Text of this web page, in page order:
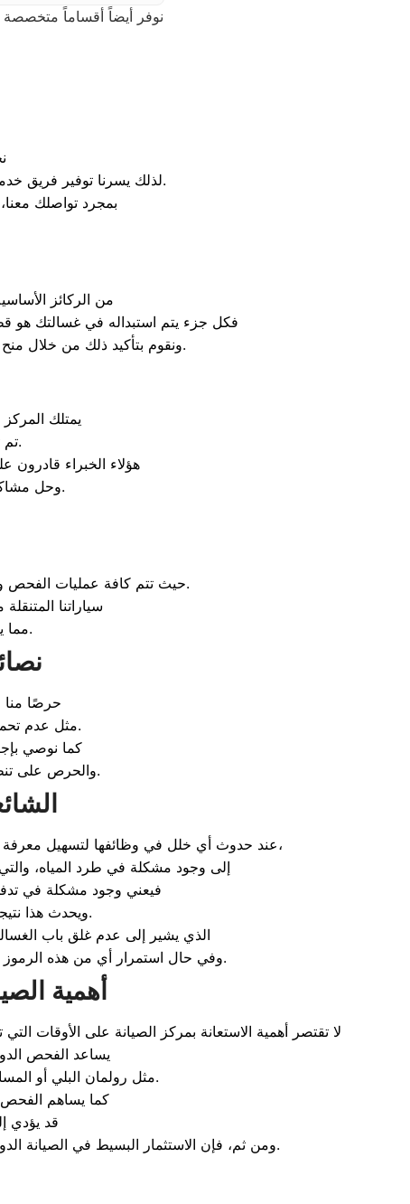
نوفر أيضاً أقساماً
لذلك يسرنا توفير فريق خدمة عملاء متخصص ومستعد لتلقي اتصالاتكم واستفساراتكم على مدار الساعة طوال أيام الأسبوع.
بمجرد تواصلك
من الركائز
فكل جزء يتم استبداله في غسالتك هو
ونقوم بتأكيد ذلك من خلال منح العميل شهادة ضمان مكتوبة ومعتمدة تشمل القطع الجديدة وفترة متابعة مجانية ضد عيوب الصيانة.
يمتلك
تم تدريبهم داخل مصانع ال جي على هندسة الأجهزة الحديثة وطرق صيانتها.
هؤلاء الخبراء قادرون
وحل مشاكل المواتير والبحور الميكانيكية بمهارة وسرعة فائقة تحافظ على سلامة جهازك.
حيث تتم كافة عمليات الفحص والإصلاح داخل منزلك وأمام عينيك بنسبة تتخطى 95% من الحالات البسيطة والمعقدة على حد سواء.
سياراتنا
مما يضمن لك صيانة مريحة وآمنة تحمي غسالتك من صدمات النقل والخدوش.
حرصًا منا
مثل عدم تحميل الغسالة بوزن ملابس يزيد عن سعتها المقررة لتجنب تلف المساعدين والموتور.
كما نوصي
والحرص على تنظيف فلتر طرد المياه بانتظام لمنع انسداد الصرف والحفاظ على كفاءة مضخة الطرد.
تتميز غسالات ال جي الذكية بشاشات عرض رقمية تظهر رموزًا محددة (Error Codes) عند حدوث أي خلل في وظائفها لتسهيل معرفة المشكلة. على سبيل المثال،
إلى وجود مشكلة في طرد المياه،
فيعني وجود مشكلة في
ويحدث هذا نتيجة ضعف ضغط المياه الخارجي أو انسداد فلتر صمام دخول المياه الصغير بالرواسب.
الذي يشير إلى عدم غلق باب الغسالة
وفي حال استمرار أي من هذه الرموز بعد فحص الأسباب الظاهرية، يُنصح بطلب الدعم الفني فورًا لضمان التشخيص السليم وتجنب تفاقم العطل.
لا تقتصر أهمية الاستعانة بمركز الصيانة على الأوقات
. يساعد الفحص الدوري المنتظم (كل 6 أشهر أو سنة)
مثل رولمان البلي أو المساعدين أو السير قبل أن يتسبب تلفها الكامل في إحداث أضرار جسيمة بالموتور أو الحلة الداخلية.
كما يساهم الفحص
قد يؤدي
ومن ثم، فإن الاستثمار البسيط في الصيانة الدورية يوفر عليك تكاليف باهظة للإصلاحات المستقبليّة ويضمن لك أداءً ثابتًا وموفرًا للطاقة والمياه على المدى الطويل.